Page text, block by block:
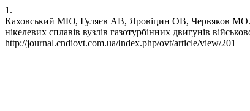
1.
Каховський МЮ, Гуляєв АВ, Яровіцин ОВ, Червяков МО.
нікелевих сплавів вузлів газотурбінних двигунів
http://journal.cndiovt.com.ua/index.php/ovt/article/view/201